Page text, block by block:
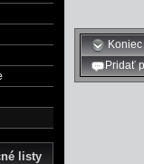
listy
Pridať